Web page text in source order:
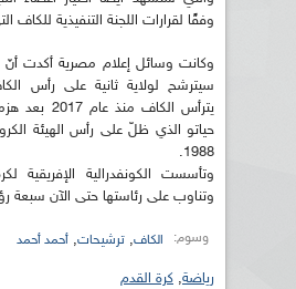
وفقًا لقرارات اللجنة التنفيذية
وكانت وسائل إعلام مصرية أكدت أنّ
سيترشح لولاية ثانية على رأس
يترأس الكاف
حياتو الذي ظلّ على رأس الهيئة
1988.
وتناوب على رئاستها حتى الآن سبعة
وسوم: الكاف, ترشيحات, أحمد أحمد
رياضة, كرة القدم